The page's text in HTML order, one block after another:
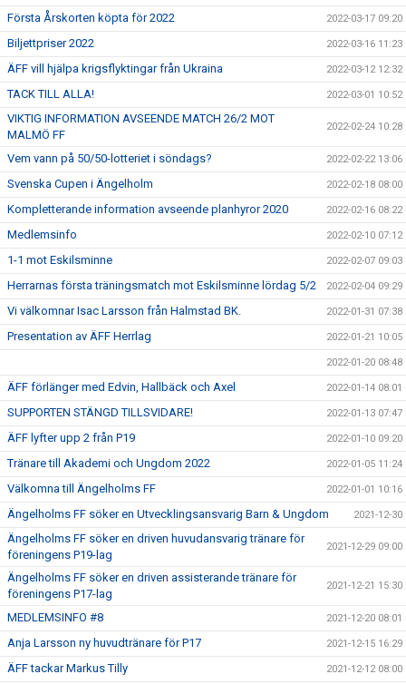
Första Årskorten köpta för 2022 2022-03-17 09:20
Biljettpriser 2022 2022-03-16 11:23
ÄFF vill hjälpa krigsflyktingar från Ukraina 2022-03-12 12:32
TACK TILL ALLA! 2022-03-01 10:52
VIKTIG INFORMATION AVSEENDE MATCH 26/2 MOT
MALMÖ FF
2022-02-24 10:28
Vem vann på 50/50-lotteriet i söndags? 2022-02-22 13:06
Svenska Cupen i Ängelholm 2022-02-18 08:00
Kompletterande information avseende planhyror 2020 2022-02-16 08:22
Medlemsinfo 2022-02-10 07:12
1-1 mot Eskilsminne 2022-02-07 09:03
Herrarnas första träningsmatch mot Eskilsminne lördag 5/2 2022-02-04 09:29
Vi välkomnar Isac Larsson från Halmstad BK. 2022-01-31 07:38
Presentation av ÄFF Herrlag 2022-01-21 10:05
2022-01-20 08:48
ÄFF förlänger med Edvin, Hallbäck och Axel 2022-01-14 08:01
SUPPORTEN STÄNGD TILLSVIDARE! 2022-01-13 07:47
ÄFF lyfter upp 2 från P19 2022-01-10 09:20
Tränare till Akademi och Ungdom 2022 2022-01-05 11:24
Välkomna till Ängelholms FF 2022-01-01 10:16
Ängelholms FF söker en Utvecklingsansvarig Barn & Ungdom 2021-12-30
Ängelholms FF söker en driven huvudansvarig tränare för
föreningens P19-lag
2021-12-29 09:00
Ängelholms FF söker en driven assisterande tränare för
föreningens P17-lag
2021-12-21 15:30
MEDLEMSINFO #8 2021-12-20 08:01
Anja Larsson ny huvudtränare för P17 2021-12-15 16:29
ÄFF tackar Markus Tilly 2021-12-12 08:00